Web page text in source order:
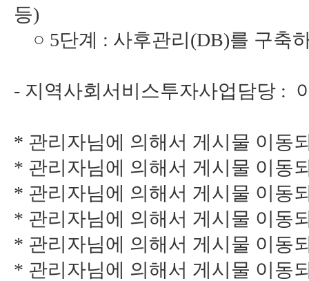
등)
○ 5단계 : 사후관리(DB)를 구축
- 지역사회서비스투자사업담당 :
* 관리자님에 의해서 게시물 이동
* 관리자님에 의해서 게시물 이동
* 관리자님에 의해서 게시물 이동
* 관리자님에 의해서 게시물 이동
* 관리자님에 의해서 게시물 이동
* 관리자님에 의해서 게시물 이동